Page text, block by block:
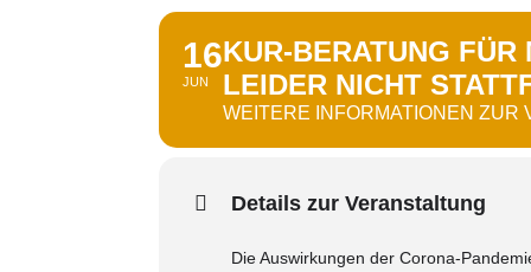
16
JUN
KUR-BERATUNG FÜR
LEIDER NICHT
WEITERE INFORMATIONEN ZUR
Details zur Veranstaltung
Die Auswirkungen der Corona-